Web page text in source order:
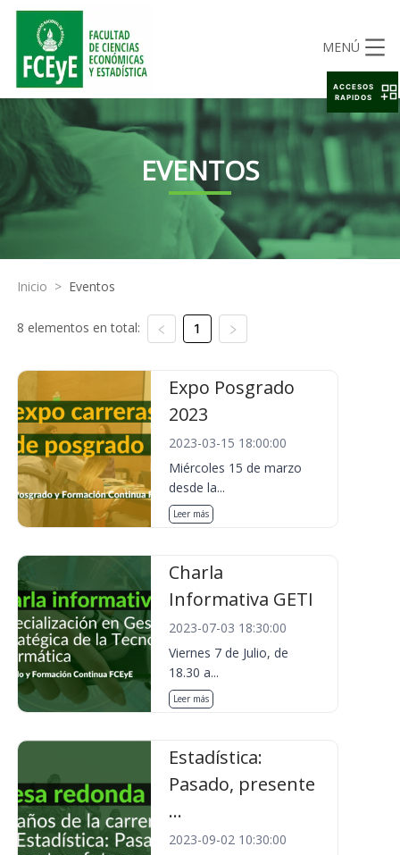
MENÚ
EVENTOS
Inicio > Eventos
8 elementos en total: 1
Expo Posgrado
2023
2023-03-15 18:00:00
Miércoles 15 de marzo
desde la...
Leer más
Charla
Informativa GETI
2023-07-03 18:30:00
Viernes 7 de Julio, de
18.30 a...
Leer más
Estadística:
Pasado, presente
...
2023-09-02 10:30:00
ACCESOS
RAPIDOS